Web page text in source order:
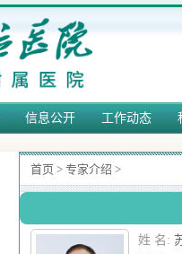
信息公开 工作动态
首页 > 专家介绍 >
姓 名: